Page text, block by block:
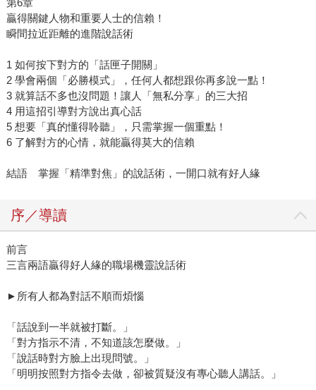
第6章
贏得關鍵人物和重要人士的信賴！
瞬間拉近距離的進階說話術
1 如何按下對方的「話匣子開關」
2 學會兩個「必勝模式」，任何人都想跟你再多說一點！
3 就算話不多也沒問題！讓人「無私分享」的三大招
4 用這招引導對方說出真心話
5 想要「真的懂得聆聽」，只需掌握一個重點！
6 了解對方的心情，就能贏得莫大的信賴
結語 掌握「精準對焦」的說話術，一開口就有好人緣
序／導讀
前言
三言兩語贏得好人緣的職場機靈說話術
►所有人都為對話不順而煩惱
「話說到一半就被打斷。」
「對方指示不清，不知道該怎麼做。」
「說話時對方臉上出現問號。」
「明明按照對方指令去做，卻被質疑沒有專心聽人講話。」